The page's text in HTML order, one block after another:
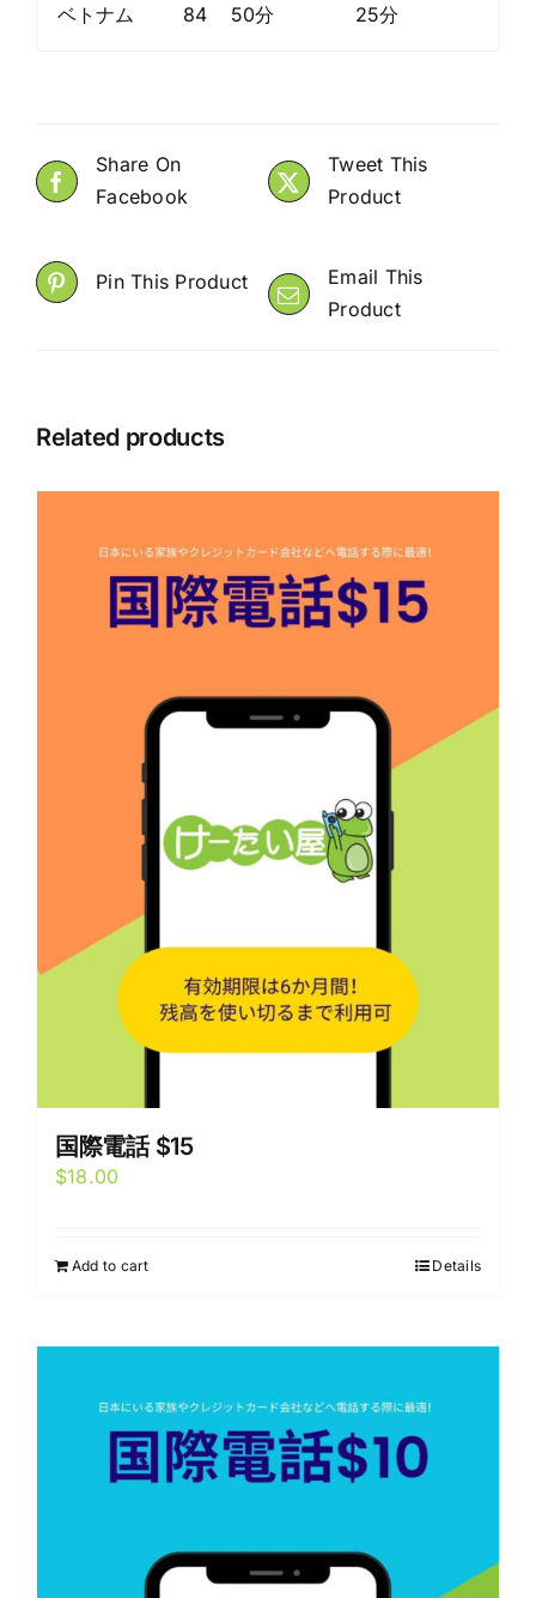
ベトナム
84 50分 25分
Share On
Facebook
Tweet This
Product
Pin This Product
Email This
Product
Related products
国際電話 $15
$18.00
Add to cart Details